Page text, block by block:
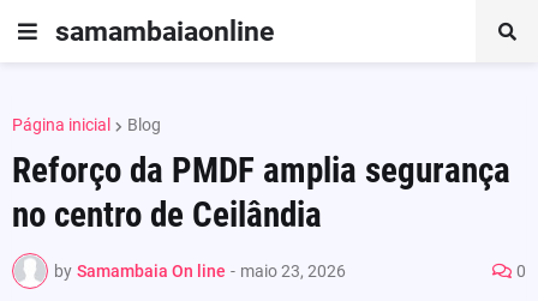
samambaiaonline
Página inicial Blog
Reforço da PMDF amplia segurança
no centro de Ceilândia
by Samambaia On line - maio 23, 2026 0